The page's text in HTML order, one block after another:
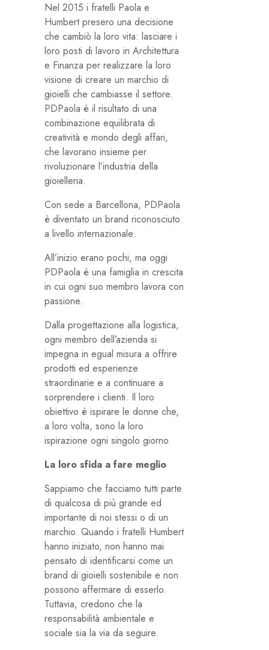
Nel 2015 i fratelli Paola e
Humbert presero una decisione
che cambiò la loro vita: lasciare i
loro posti di lavoro in Architettura
e Finanza per realizzare la loro
visione di creare un marchio di
gioielli che cambiasse il settore.
PDPaola è il risultato di una
combinazione equilibrata di
creatività e mondo degli affari,
che lavorano insieme per
rivoluzionare l’industria della
gioielleria.
Con sede a Barcellona, ​​PDPaola
è diventato un brand riconosciuto
a livello internazionale.
All’inizio erano pochi, ma oggi
PDPaola è una famiglia in crescita
in cui ogni suo membro lavora con
passione.
Dalla progettazione alla logistica,
ogni membro dell’azienda si
impegna in egual misura a offrire
prodotti ed esperienze
straordinarie e a continuare a
sorprendere i clienti. Il loro
obiettivo è ispirare le donne che,
a loro volta, sono la loro
ispirazione ogni singolo giorno.
La loro sfida a fare meglio
Sappiamo che facciamo tutti parte
di qualcosa di più grande ed
importante di noi stessi o di un
marchio. Quando i fratelli Humbert
hanno iniziato, non hanno mai
pensato di identificarsi come un
brand di gioielli sostenibile e non
possono affermare di esserlo.
Tuttavia, credono che la
responsabilità ambientale e
sociale sia la via da seguire.